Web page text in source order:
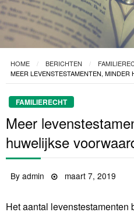
HOME BERICHTEN
MEER LEVENSTESTAMENTEN, MINDER
FAMILIERECHT
Meer
huwelijkse
Byadmin
Posted
maart 7, 2019
Het aantal levenstestamenten